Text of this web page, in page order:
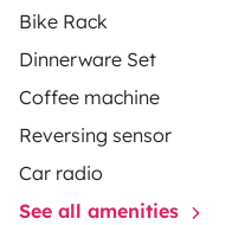
du sowohl in der Natur
möchtestdu ein kompaktes Fahrzeug suchst, das sich
leicht fahren und parken
modernes,
Living“-Gefühl liebst,
Funktionalität
Bike Rack
Dinnerware Set
Coffee machine
Reversing sensor
Car radio
See all amenities